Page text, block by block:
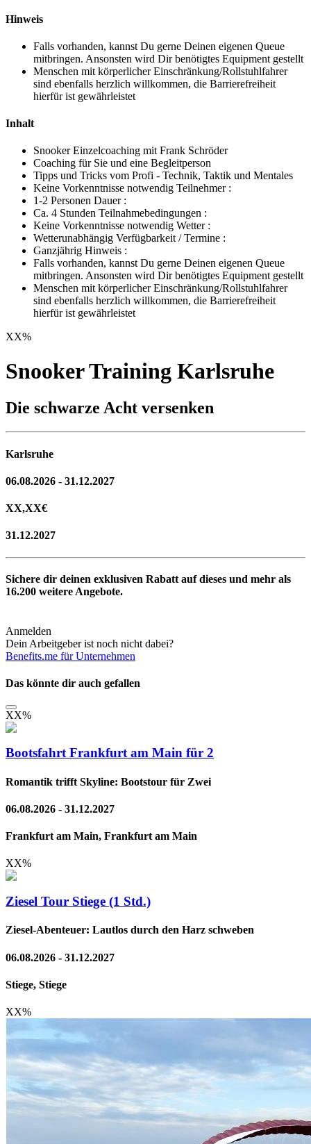
Hinweis
Falls vorhanden, kannst Du gerne Deinen eigenen Queue
mitbringen. Ansonsten wird Dir benötigtes Equipment gestellt
Menschen mit körperlicher Einschränkung/Rollstuhlfahrer
sind ebenfalls herzlich willkommen, die Barrierefreiheit
hierfür ist gewährleistet
Inhalt
Snooker Einzelcoaching mit Frank Schröder
Coaching für Sie und eine Begleitperson
Tipps und Tricks vom Profi - Technik, Taktik und Mentales
Keine Vorkenntnisse notwendig Teilnehmer :
1-2 Personen Dauer :
Ca. 4 Stunden Teilnahmebedingungen :
Keine Vorkenntnisse notwendig Wetter :
Wetterunabhängig Verfügbarkeit / Termine :
Ganzjährig Hinweis :
Falls vorhanden, kannst Du gerne Deinen eigenen Queue
mitbringen. Ansonsten wird Dir benötigtes Equipment gestellt
Menschen mit körperlicher Einschränkung/Rollstuhlfahrer
sind ebenfalls herzlich willkommen, die Barrierefreiheit
hierfür ist gewährleistet
XX%
Snooker Training Karlsruhe
Die schwarze Acht versenken
Karlsruhe
06.08.2026 - 31.12.2027
XX,XX€
31.12.2027
Sichere dir deinen exklusiven Rabatt auf dieses und mehr als
16.200 weitere Angebote.
Anmelden
Dein Arbeitgeber ist noch nicht dabei?
Benefits.me für Unternehmen
Das könnte dir auch gefallen
XX%
Bootsfahrt Frankfurt am Main für 2
Romantik trifft Skyline: Bootstour für Zwei
06.08.2026 - 31.12.2027
Frankfurt am Main, Frankfurt am Main
XX%
Ziesel Tour Stiege (1 Std.)
Ziesel-Abenteuer: Lautlos durch den Harz schweben
06.08.2026 - 31.12.2027
Stiege, Stiege
XX%